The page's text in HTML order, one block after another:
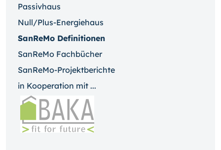
Passivhaus
Null/Plus-Energiehaus
SanReMo Definitionen
SanReMo Fachbücher
SanReMo-Projektberichte
in Kooperation mit ...